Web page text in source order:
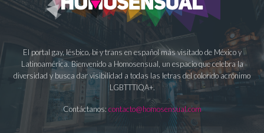
El portal gay, lésbico, bi y trans en español más visitado de México y
Latinoamérica. Bienvenido a Homosensual, un espacio que celebra la
diversidad y busca dar visibilidad a todas las letras del colorido acrónimo
LGBTTTIQA+.
Contáctanos: contacto@homosensual.com